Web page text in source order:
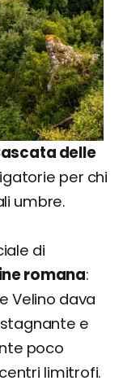
delle
per chi
umbre.
di
romana:
Velino dava
e
poco
limitrofi.